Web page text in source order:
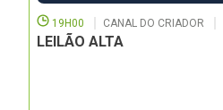
19H00 CANAL DO CRIADOR
LEILÃO ALTA